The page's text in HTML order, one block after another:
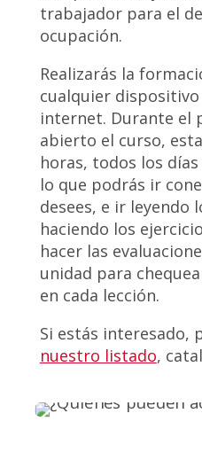
trabajador para el
ocupación.
Realizarás la
cualquier
internet. Durante el
abierto el curso,
horas, todos los
lo que podrás ir
desees, e ir leyendo
haciendo los
hacer las
unidad para
en cada lección.
Si estás interesado,
nuestro listado,